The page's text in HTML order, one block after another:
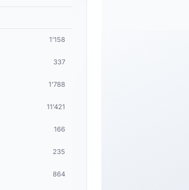
1'158
337
1'788
11'421
166
235
864